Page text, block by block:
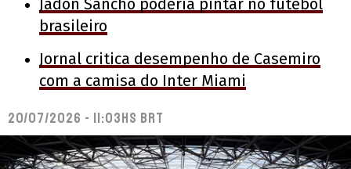
brasileiro
Jornal critica desempenho de Casemiro
com a camisa do Inter Miami
20/07/2026 - 11:03hs BRT